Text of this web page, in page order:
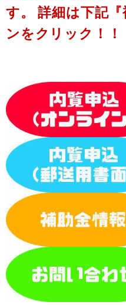
す。詳細は下記
ンをクリック！！